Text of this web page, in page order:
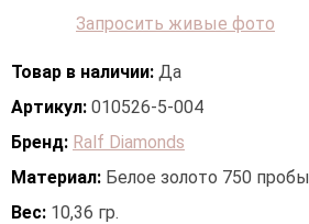
Запросить живые фото
Товар в наличии: Да
Артикул: 010526-5-004
Бренд: Ralf Diamonds
Материал: Белое золото 750 пробы
Вес: 10,36 гр.